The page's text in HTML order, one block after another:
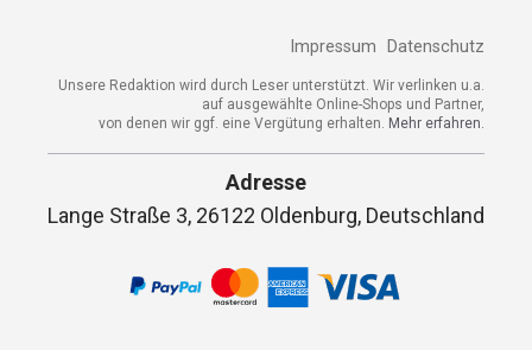
Impressum Datenschutz
Unsere Redaktion wird durch Leser unterstützt. Wir verlinken u.a.
auf ausgewählte Online-Shops und Partner,
von denen wir ggf. eine Vergütung erhalten. Mehr erfahren.
Adresse
Lange Straße 3, 26122 Oldenburg, Deutschland